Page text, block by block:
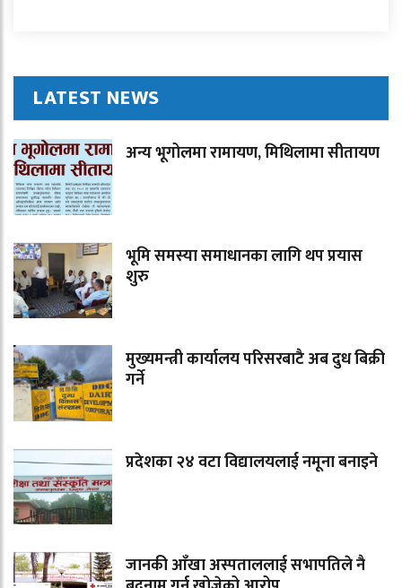
LATEST NEWS
अन्य भूगोलमा रामायण, मिथिलामा सीतायण
भूमि समस्या समाधानका लागि थप प्रयास
शुरु
मुख्यमन्त्री कार्यालय परिसरबाटै अब दुध बिक्री
गर्ने
प्रदेशका २४ वटा विद्यालयलाई नमूना बनाइने
जानकी आँखा अस्पताललाई सभापतिले नै